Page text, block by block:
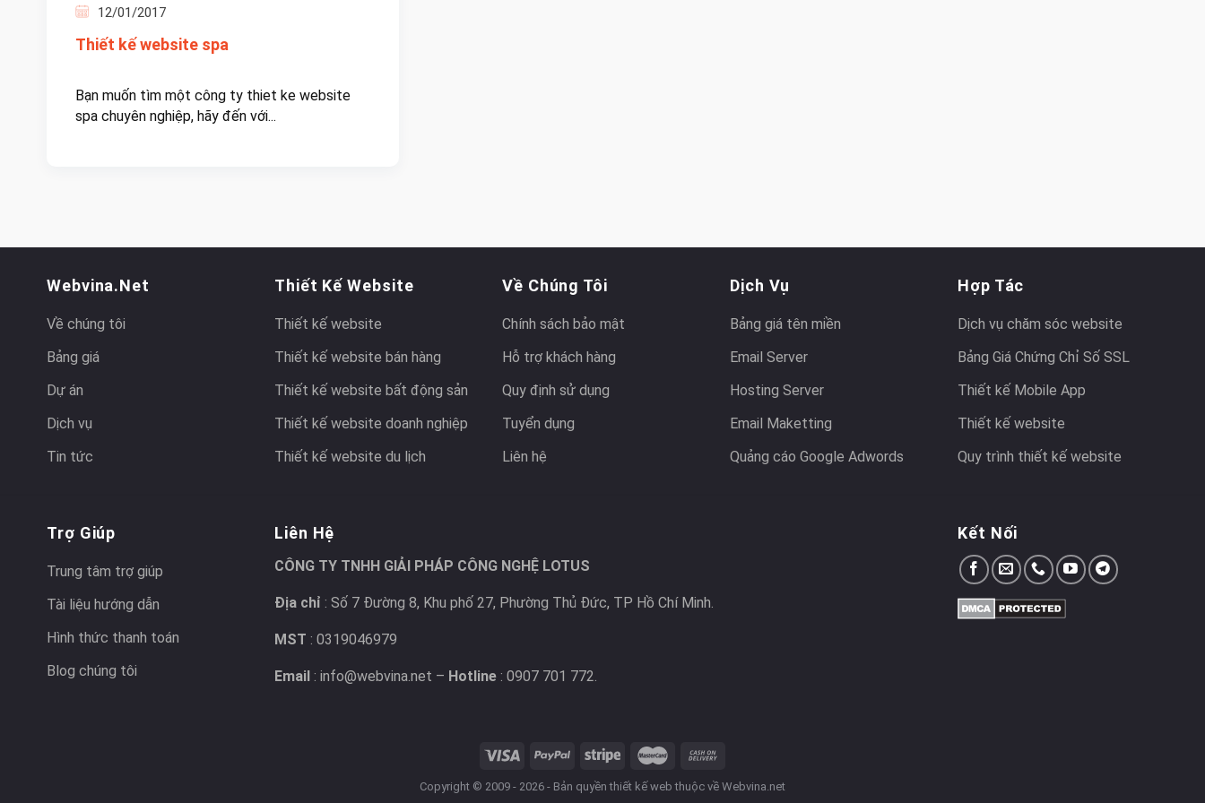
12/01/2017
Thiết kế website spa
Bạn muốn tìm một công ty thiet ke website
spa chuyên nghiệp, hãy đến với...
Webvina.net
Về chúng tôi
Bảng giá
Dự án
Dịch vụ
Tin tức
Thiết Kế Website
Thiết kế website
Thiết kế website bán hàng
Thiết kế website bất động sản
Thiết kế website doanh nghiệp
Thiết kế website du lịch
Về Chúng Tôi
Chính sách bảo mật
Hỗ trợ khách hàng
Quy định sử dụng
Tuyển dụng
Liên hệ
Dịch Vụ
Bảng giá tên miền
Email Server
Hosting Server
Email Maketting
Quảng cáo Google Adwords
Hợp Tác
Dịch vụ chăm sóc website
Bảng Giá Chứng Chỉ Số SSL
Thiết kế Mobile App
Thiết kế website
Quy trình thiết kế website
Trợ Giúp
Trung tâm trợ giúp
Tài liệu hướng dẫn
Hình thức thanh toán
Blog chúng tôi
Liên Hệ
CÔNG TY TNHH GIẢI PHÁP CÔNG NGHỆ LOTUS
Địa chỉ : Số 7 Đường 8, Khu phố 27, Phường Thủ Đức, TP Hồ Chí Minh.
MST : 0319046979
Email : info@webvina.net – Hotline : 0907 701 772.
Kết Nối
Copyright © 2009 - 2026 - Bản quyềnthiết kế web thuộc về Webvina.net